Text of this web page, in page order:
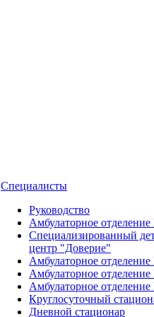
Специалисты
Руководство
Амбулаторное
Специализированный
центр "Доверие"
Амбулаторное
Амбулаторное
Амбулаторное
Круглосуточный
Дневной стационар